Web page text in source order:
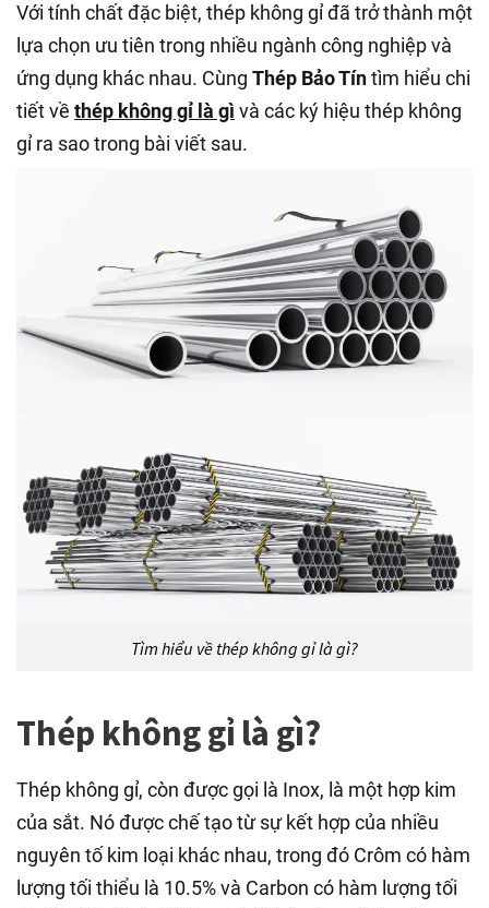
Với tính chất đặc biệt, thép không gỉ đã trở thành một
lựa chọn ưu tiên trong nhiều ngành công nghiệp và
ứng dụng khác nhau. Cùng Thép Bảo Tíntìm hiểu chi
tiết về thép không gỉ là gì và các ký hiệu thép không
gỉ ra sao trong bài viết sau.
Tìm hiểu về thép không gỉ là gì?
Thép không gỉ là gì?
Thép không gỉ, còn được gọi là Inox, là một hợp kim
của sắt. Nó được chế tạo từ sự kết hợp của nhiều
nguyên tố kim loại khác nhau, trong đó Crôm có hàm
lượng tối thiểu là 10.5% và Carbon có hàm lượng tối